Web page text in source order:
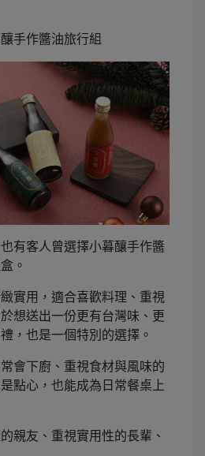
手作醬油旅行組
有客人曾選擇小暮釀手作醬
。
實用，適合喜歡料理、重視
想送出一份更有台灣味、更
，也是一個特別的選擇。
會下廚、重視食材與風味的
點心，也能成為日常餐桌上
親友、重視實用性的長輩、